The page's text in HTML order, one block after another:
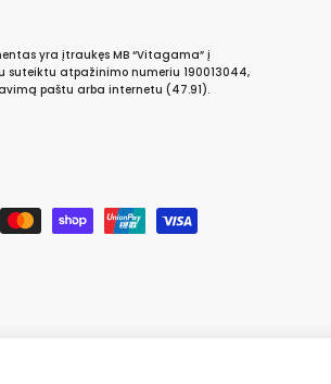
yra įtraukęs MB “Vitagama” į
suteiktu atpažinimo numeriu 190013044,
paštu arba internetu (47.91).